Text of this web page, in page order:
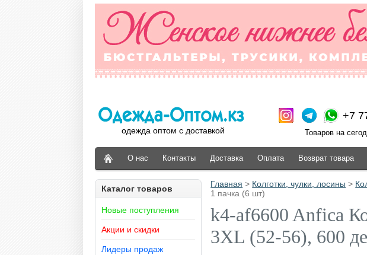
одежда оптом с доставкой
+7
Товаров на
О нас Контакты Доставка Оплата Возврат товара
Каталог товаров
Новые поступления
Акции и скидки
Лидеры продаж
Главная > Колготки, чулки, лосины >
1 пачка (6 шт)
k4-af6600 Anfica
3XL (52-56), 600